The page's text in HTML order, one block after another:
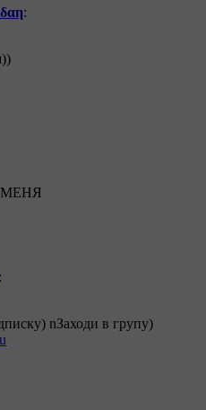
:
:
nЗаходи в групу)